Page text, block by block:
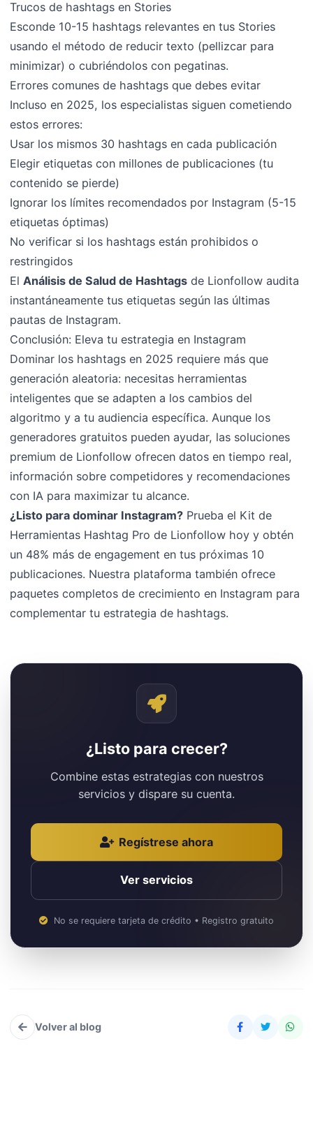
Trucos de hashtags en Stories
Esconde 10-15 hashtags relevantes en tus Stories
usando el método de reducir texto (pellizcar para
minimizar) o cubriéndolos con pegatinas.
Errores comunes de hashtags que debes evitar
Incluso en 2025, los especialistas siguen cometiendo
estos errores:
Usar los mismos 30 hashtags en cada publicación
Elegir etiquetas con millones de publicaciones (tu
contenido se pierde)
Ignorar los límites recomendados por Instagram (5-15
etiquetas óptimas)
No verificar si los hashtags están prohibidos o
restringidos
El Análisis de Salud de Hashtags de Lionfollow audita
instantáneamente tus etiquetas según las últimas
pautas de Instagram.
Conclusión: Eleva tu estrategia en Instagram
Dominar los hashtags en 2025 requiere más que
generación aleatoria: necesitas herramientas
inteligentes que se adapten a los cambios del
algoritmo y a tu audiencia específica. Aunque los
generadores gratuitos pueden ayudar, las soluciones
premium de Lionfollow ofrecen datos en tiempo real,
información sobre competidores y recomendaciones
con IA para maximizar tu alcance.
¿Listo para dominar Instagram? Prueba el Kit de
Herramientas Hashtag Pro de Lionfollow hoy y obtén
un 48% más de engagement en tus próximas 10
publicaciones. Nuestra plataforma también ofrece
paquetes completos de crecimiento en Instagram para
complementar tu estrategia de hashtags.
¿Listo para crecer?
Combine estas estrategias con nuestros
servicios y dispare su cuenta.
Regístrese ahora
Ver servicios
No se requiere tarjeta de crédito • Registro gratuito
Volver al blog